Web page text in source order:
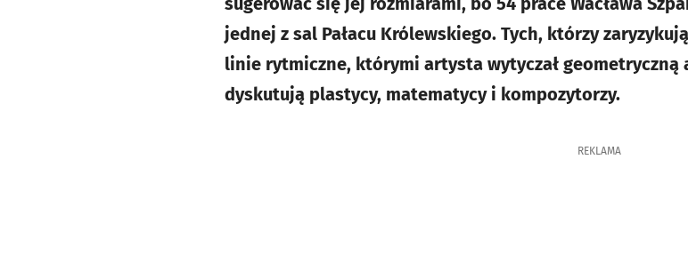
jednej z sal Pałacu Królewskiego. Tych, którzy
linie rytmiczne, którymi artysta wytyczał geometryczną
dyskutują plastycy, matematycy i kompozytorzy.
REKLAMA